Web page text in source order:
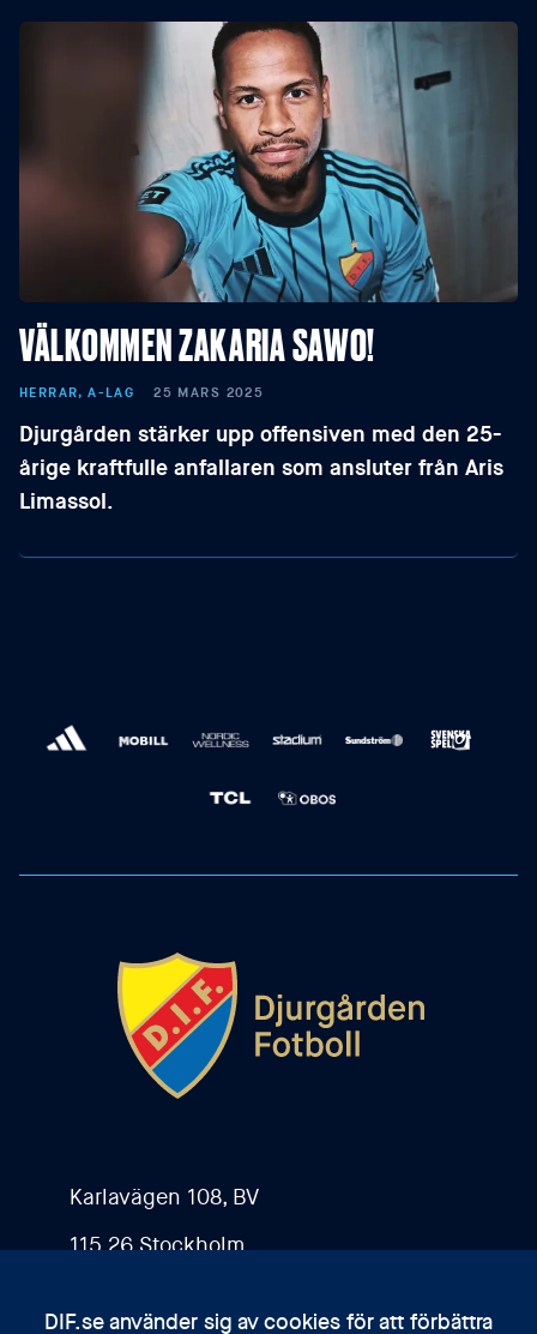
VÄLKOMMEN ZAKARIA SAWO!
HERRAR, A-LAG 25 MARS 2025
Djurgården stärker upp offensiven med den 25-
årige kraftfulle anfallaren som ansluter från Aris
Limassol.
Karlavägen 108, BV
115 26 Stockholm
DIF.se använder sig av cookies för att förbättra